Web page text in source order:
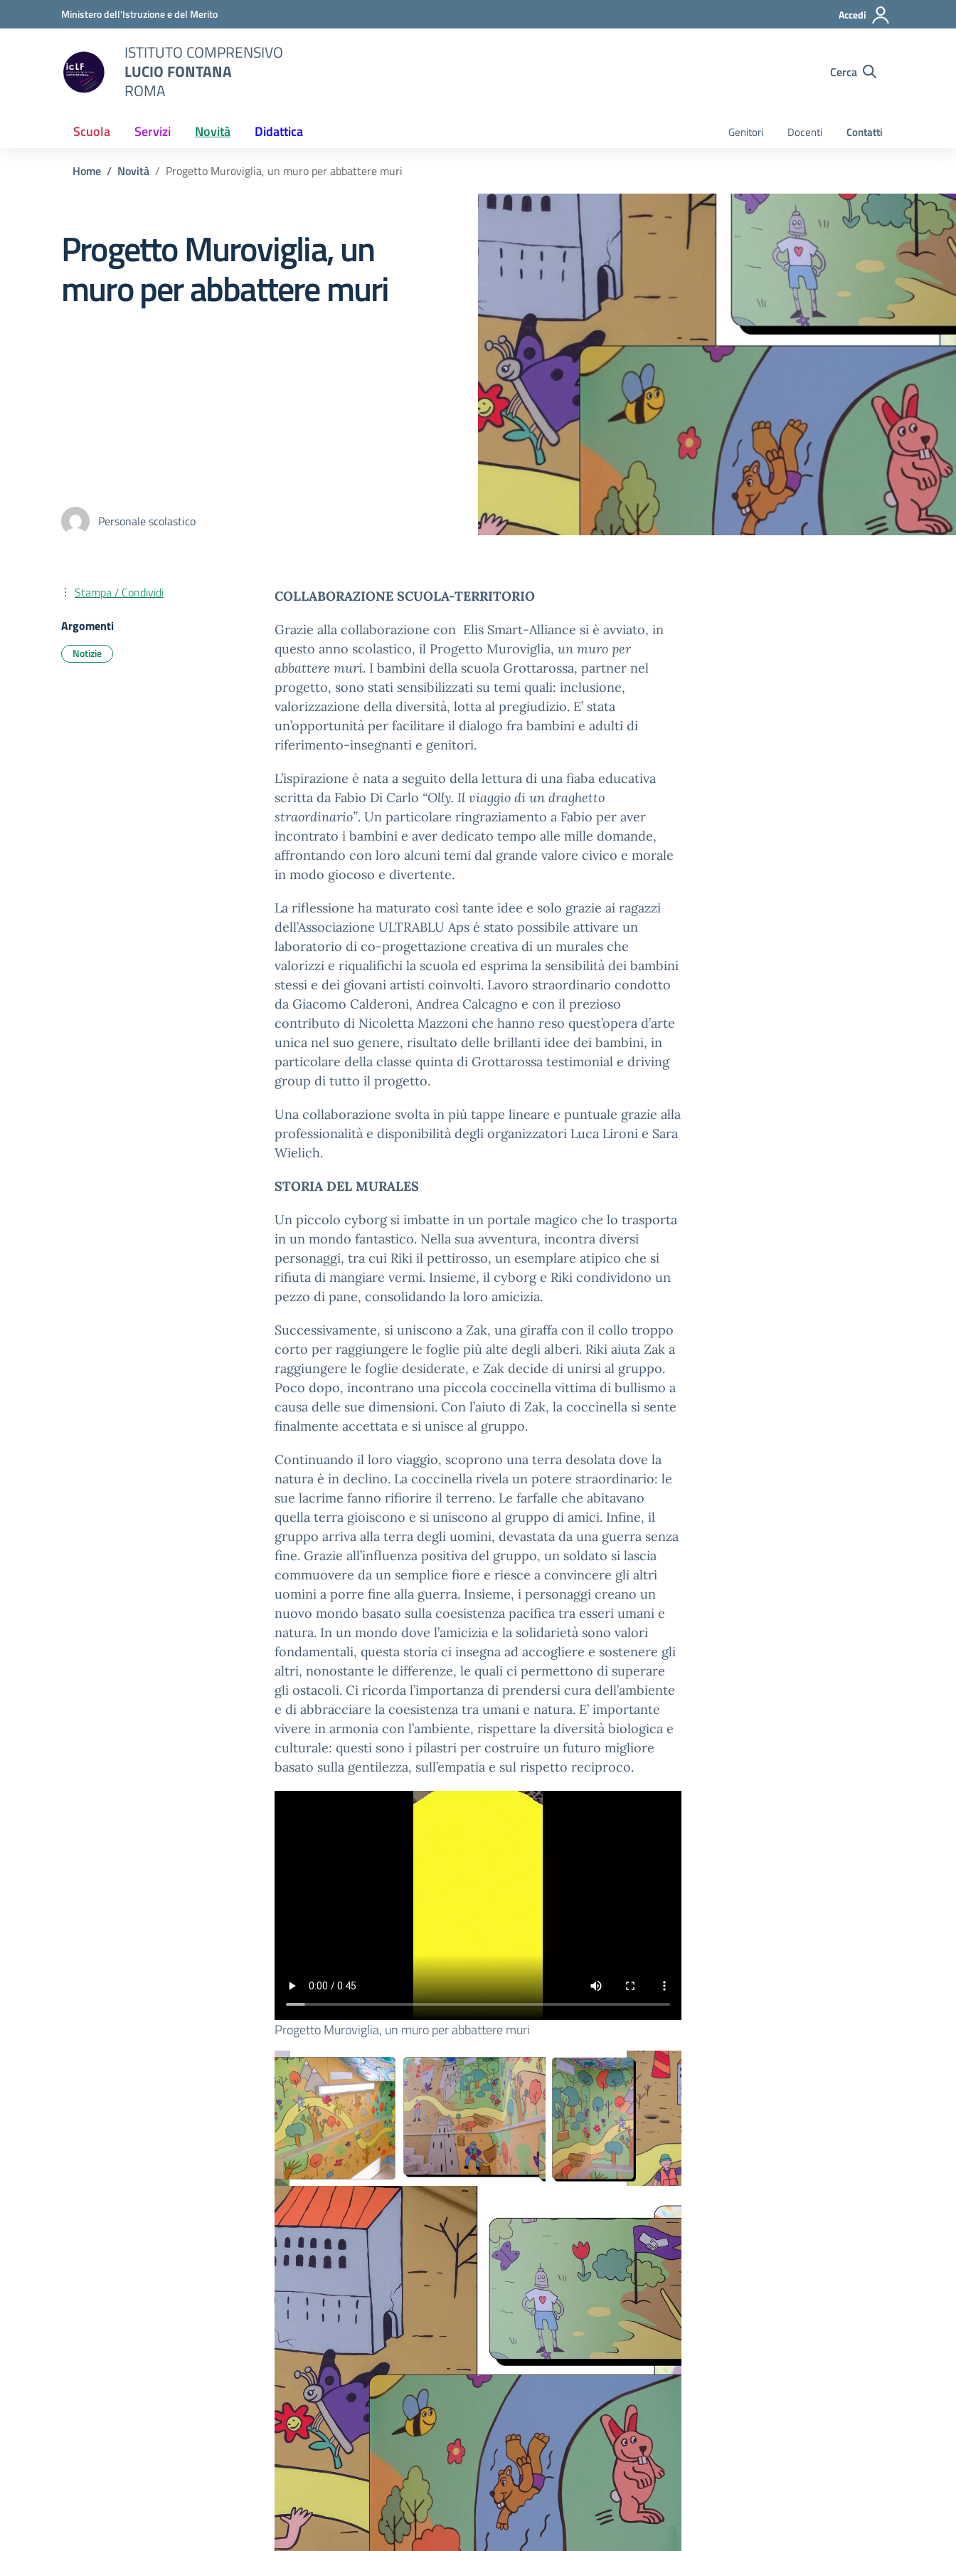
Vai ai contenuti
Vai al menu di navigazioneMinistero dell'Istruzione e del Merito Accedi
ISTITUTO COMPRENSIVO
LUCIO FONTANA
ROMA
Cerca
Scuola Servizi Novità Didattica Genitori Docenti Contatti
Home Novità Progetto Muroviglia, un muro per abbattere muri
Progetto Muroviglia, un
muro per abbattere muri
Personale scolastico
COLLABORAZIONE SCUOLA-TERRITORIO
Grazie alla collaborazione con Elis Smart-Alliance si è avviato, in
questo anno scolastico, il Progetto Muroviglia, un muro per
abbattere muri. I bambini della scuola Grottarossa, partner nel
progetto, sono stati sensibilizzati su temi quali: inclusione,
valorizzazione della diversità, lotta al pregiudizio. E’ stata
un’opportunità per facilitare il dialogo fra bambini e adulti di
riferimento-insegnanti e genitori.
L’ispirazione è nata a seguito della lettura di una fiaba educativa
scritta da Fabio Di Carlo “Olly. Il viaggio di un draghetto
straordinario”. Un particolare ringraziamento a Fabio per aver
incontrato i bambini e aver dedicato tempo alle mille domande,
affrontando con loro alcuni temi dal grande valore civico e morale
in modo giocoso e divertente.
La riflessione ha maturato così tante idee e solo grazie ai ragazzi
dell’Associazione ULTRABLU Aps è stato possibile attivare un
laboratorio di co-progettazione creativa di un murales che
valorizzi e riqualifichi la scuola ed esprima la sensibilità dei bambini
stessi e dei giovani artisti coinvolti. Lavoro straordinario condotto
da Giacomo Calderoni, Andrea Calcagno e con il prezioso
contributo di Nicoletta Mazzoni che hanno reso quest’opera d’arte
unica nel suo genere, risultato delle brillanti idee dei bambini, in
particolare della classe quinta di Grottarossa testimonial e driving
group di tutto il progetto.
Una collaborazione svolta in più tappe lineare e puntuale grazie alla
professionalità e disponibilità degli organizzatori Luca Lironi e Sara
Wielich.
STORIA DEL MURALES
Un piccolo cyborg si imbatte in un portale magico che lo trasporta
in un mondo fantastico. Nella sua avventura, incontra diversi
personaggi, tra cui Riki il pettirosso, un esemplare atipico che si
rifiuta di mangiare vermi. Insieme, il cyborg e Riki condividono un
pezzo di pane, consolidando la loro amicizia.
Successivamente, si uniscono a Zak, una giraffa con il collo troppo
corto per raggiungere le foglie più alte degli alberi. Riki aiuta Zak a
raggiungere le foglie desiderate, e Zak decide di unirsi al gruppo.
Poco dopo, incontrano una piccola coccinella vittima di bullismo a
causa delle sue dimensioni. Con l’aiuto di Zak, la coccinella si sente
finalmente accettata e si unisce al gruppo.
Continuando il loro viaggio, scoprono una terra desolata dove la
natura è in declino. La coccinella rivela un potere straordinario: le
sue lacrime fanno rifiorire il terreno. Le farfalle che abitavano
quella terra gioiscono e si uniscono al gruppo di amici. Infine, il
gruppo arriva alla terra degli uomini, devastata da una guerra senza
fine. Grazie all’influenza positiva del gruppo, un soldato si lascia
commuovere da un semplice fiore e riesce a convincere gli altri
uomini a porre fine alla guerra. Insieme, i personaggi creano un
nuovo mondo basato sulla coesistenza pacifica tra esseri umani e
natura. In un mondo dove l’amicizia e la solidarietà sono valori
fondamentali, questa storia ci insegna ad accogliere e sostenere gli
altri, nonostante le differenze, le quali ci permettono di superare
gli ostacoli. Ci ricorda l’importanza di prendersi cura dell’ambiente
e di abbracciare la coesistenza tra umani e natura. E’ importante
vivere in armonia con l’ambiente, rispettare la diversità biologica e
culturale: questi sono i pilastri per costruire un futuro migliore
basato sulla gentilezza, sull’empatia e sul rispetto reciproco.
Progetto Muroviglia, un muro per abbattere muri
Stampa / Condividi
Argomenti
Notizie